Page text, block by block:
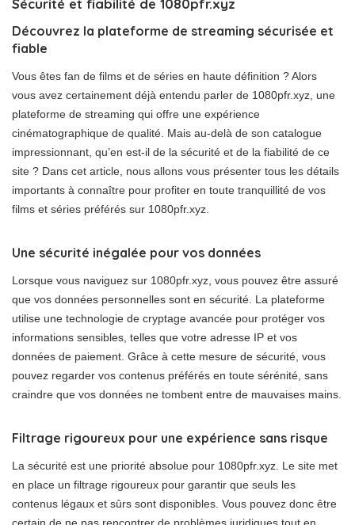
Sécurité et fiabilité de 1080pfr.xyz
Découvrez la plateforme de streaming sécurisée et
fiable
Vous êtes fan de films et de séries en haute définition ? Alors
vous avez certainement déjà entendu parler de 1080pfr.xyz, une
plateforme de streaming qui offre une expérience
cinématographique de qualité. Mais au-delà de son catalogue
impressionnant, qu’en est-il de la sécurité et de la fiabilité de ce
site ? Dans cet article, nous allons vous présenter tous les détails
importants à connaître pour profiter en toute tranquillité de vos
films et séries préférés sur 1080pfr.xyz.
Une sécurité inégalée pour vos données
Lorsque vous naviguez sur 1080pfr.xyz, vous pouvez être assuré
que vos données personnelles sont en sécurité. La plateforme
utilise une technologie de cryptage avancée pour protéger vos
informations sensibles, telles que votre adresse IP et vos
données de paiement. Grâce à cette mesure de sécurité, vous
pouvez regarder vos contenus préférés en toute sérénité, sans
craindre que vos données ne tombent entre de mauvaises mains.
Filtrage rigoureux pour une expérience sans risque
La sécurité est une priorité absolue pour 1080pfr.xyz. Le site met
en place un filtrage rigoureux pour garantir que seuls les
contenus légaux et sûrs sont disponibles. Vous pouvez donc être